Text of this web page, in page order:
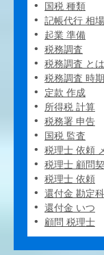
国税 種類
記帳代行 相場
起業 準備
税務調査
税務調査 とは
税務調査 時期
定款 作成
所得税 計算
税務署 申告
国税 監査
税理士 依頼
税理士 顧問
税理士 依頼
還付金 勘定
還付金 いつ
顧問 税理士